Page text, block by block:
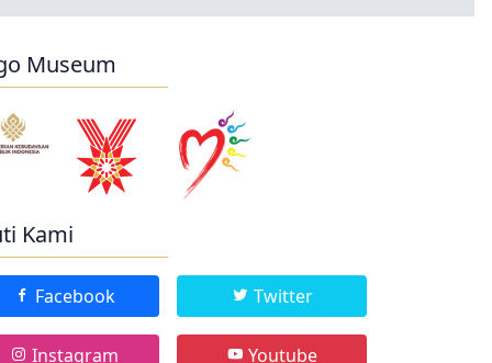
Museum
Kami
Facebook Twitter
Instagram Youtube